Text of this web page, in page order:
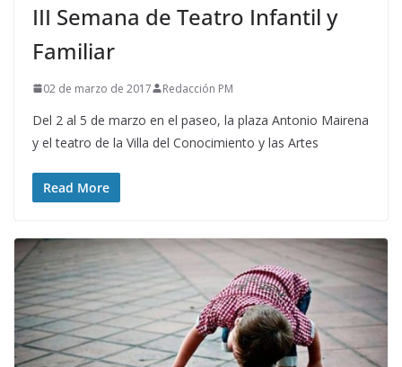
III Semana de Teatro Infantil y
Familiar
02 de marzo de 2017 Redacción PM
Del 2 al 5 de marzo en el paseo, la plaza Antonio Mairena
y el teatro de la Villa del Conocimiento y las Artes
Read More